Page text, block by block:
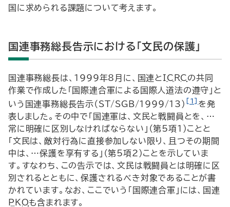
国に求められる課題について考えます。
国連事務総長告示における「文民の保護」
国連事務総長は、1999年8月に、国連と ICRCの共同
作業で作成した「国際連合軍による国際人道法の遵守」と
いう国連事務総長告示（ ST/SGB/1999/13） [1] を発
表しました。その中で「国連軍は、文民と戦闘員とを、…
常に明確に区別しなければならない」（第5項1）ことと
「文民は、敵対行為に直接参加しない限り、且つその期間
中は、…保護を享有する」（第5項2）ことを示していま
す。すなわち、この告示では、文民は戦闘員とは明確に区
別されるとともに、保護されるべき対象であることが書
かれています。なお、ここでいう「国際連合軍」には、国連
PKOも含まれます。